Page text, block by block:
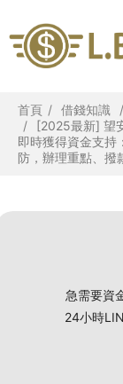
首頁 借錢知識
[2025最新] 望
即時獲得資金支持
防，辦理重點、撥
急需要資
24小時